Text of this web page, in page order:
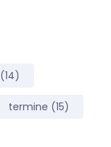
(14)
termine (15)